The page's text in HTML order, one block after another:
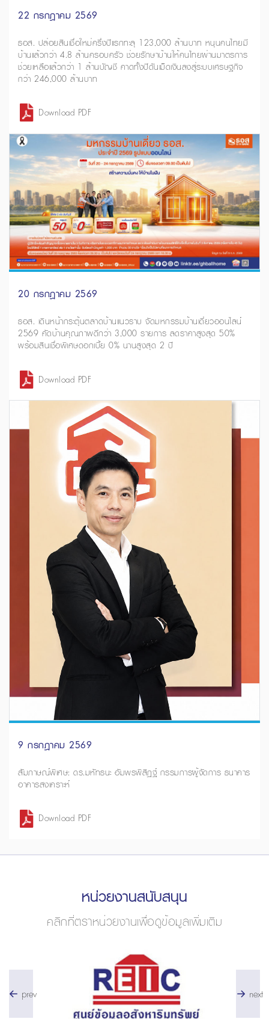
22 กรกฎาคม 2569
ธอส. ปล่อยสินเชื่อใหม่ครึ่งปีแรกทะลุ 123,000 ล้านบาท หนุนคนไทยมี
บ้านแล้วกว่า 4.8 ล้านครอบครัว ช่วยรักษาบ้านให้คนไทยผ่านมาตรการ
ช่วยเหลือแล้วกว่า 1 ล้านบัญชี คาดทั้งปีดันเม็ดเงินลงสู่ระบบเศรษฐกิจ
กว่า 246,000 ล้านบาท
Download PDF
20 กรกฎาคม 2569
ธอส. เดินหน้ากระตุ้นตลาดบ้านแนวราบ จัดมหกรรมบ้านเดี่ยวออนไลน์
2569 คัดบ้านคุณภาพดีกว่า 3,000 รายการ ลดราคาสูงสุด 50%
พร้อมสินเชื่อพิเศษดอกเบี้ย 0% นานสูงสุด 2 ปี
Download PDF
9 กรกฎาคม 2569
สัมภาษณ์พิเศษ: ดร.มหัทธนะ อัมพรพิสิฏฐ์ กรรมการผู้จัดการ ธนาคาร
อาคารสงเคราะห์
Download PDF
หน่วยงานสนับสนุน
คลิกที่ตราหน่วยงานเพื่อดูข้อมูลเพิ่มเติม
prev next